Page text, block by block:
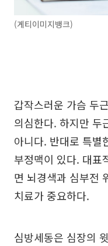
(게티이미지뱅크)
갑작스러운 가슴 두
의심한다. 하지만 두
아니다. 반대로 특별
부정맥이 있다. 대표
면 뇌경색과 심부전
치료가 중요하다.
심방세동은 심장의